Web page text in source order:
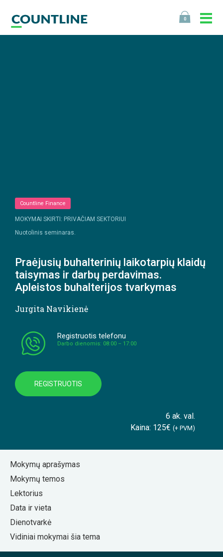
0
Countline Finance
MOKYMAI SKIRTI: PRIVAČIAM SEKTORIUI
Nuotolinis seminaras.
Praėjusių buhalterinių laikotarpių klaidų
taisymas ir darbų perdavimas.
Apleistos buhalterijos tvarkymas
Jurgita Navikienė
Registruotis telefonu
Darbo dienomis: 08:00 – 17:00
REGISTRUOTIS
6 ak. val.
Kaina: 125€ (+ PVM)
Mokymų aprašymas
Mokymų temos
Lektorius
Data ir vieta
Dienotvarkė
Vidiniai mokymai šia tema